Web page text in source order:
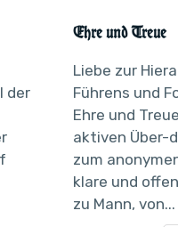
der
Ehre und Treue
Liebe zur
Führens und
Ehre und
aktiven Über-
zum
klare und
zu Mann, von...